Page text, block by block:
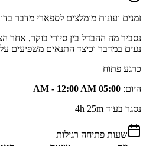
זמנים ועונות מומלצים לספארי מדבר
נסביר מה ההבדל בין סיורי בוקר, אחר
נעים במדבר וכיצד התנאים משפיעים על
כרגע פתוח
היום:
05:00 AM - 12:00 AM
נסגר בעוד 4h 25m
שעות פתיחה רגילות